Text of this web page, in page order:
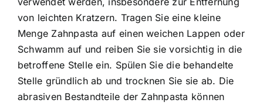
von leichten Kratzern. Tragen Sie eine kleine
Menge Zahnpasta auf einen weichen Lappen oder
Schwamm auf und reiben Sie sie vorsichtig in die
betroffene Stelle ein. Spülen Sie die behandelte
Stelle gründlich ab und trocknen Sie sie ab. Die
abrasiven Bestandteile der Zahnpasta können